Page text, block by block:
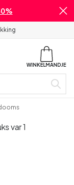
WINKELMANDJE